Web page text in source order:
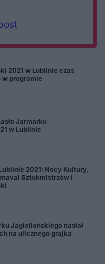
2021 w Lublinie czas
w programie
Jarmarku
w Lublinie
2021: Nocy Kultury,
Sztukmistrzów i
Jagiellońskiego nasłał
na ulicznego grajka